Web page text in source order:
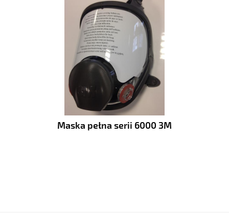
Maska pełna serii 6000 3M